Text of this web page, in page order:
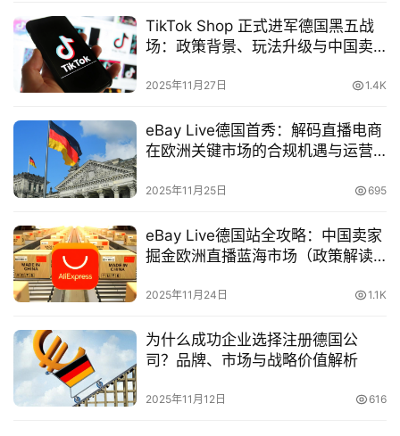
球
金
融
牌
照
问
答
区
生
态
作
伙
伴
专
TikTok Shop 正式进军德国黑五战
场：政策背景、玩法升级与中国卖
2025年11月27日 1.4K
eBay Live德国首秀：解码直播电商
在欧洲关键市场的合规机遇与运营
2025年11月25日 695
eBay Live德国站全攻略：中国卖家
掘金欧洲直播蓝海市场（政策解读×
2025年11月24日 1.1K
为什么成功企业选择注册德国公
司？品牌、市场与战略价值解析
2025年11月12日 616